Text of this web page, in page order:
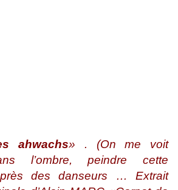
ahwachs» .
(On me voit
l’ombre, peindre cette
des danseurs … Extrait